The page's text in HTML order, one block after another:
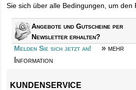
Sie sich über alle Bedingungen, um den
Angebote und Gutscheine per
Newsletter erhalten?
Melden Sie sich jetzt an!
» mehr
Information
KUNDENSERVICE